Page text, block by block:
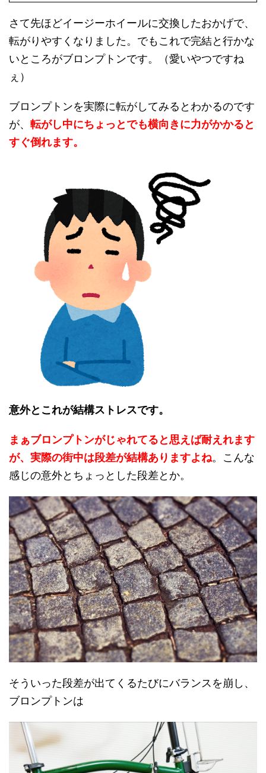
さて先ほどイージーホイールに交換したおかげで、
転がりやすくなりました。でもこれで完結と行かな
いところがブロンプトンです。（愛いやつですね
ぇ）
ブロンプトンを実際に転がしてみるとわかるのです
が、 転がし中にちょっとでも横向きに力がかかると
すぐ倒れます。
意外とこれが結構ストレスです。
まぁブロンプトンがじゃれてると思えば耐えれます
が、実際の街中は段差が結構あり ますよね。こんな
感じの意外とちょっとした段差とか。
そういった段差が出てくるたびにバランスを崩し、
ブロンプトンは